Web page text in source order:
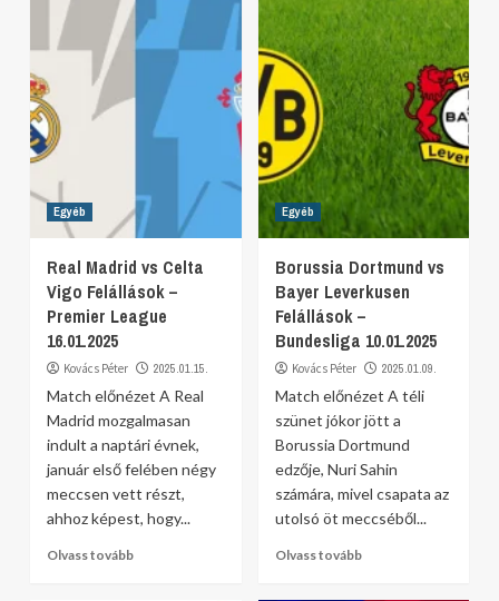
Egyéb
Real Madrid vs Celta
Vigo Felállások –
Premier League
16.01.2025
Kovács Péter 2025.01.15.
Match előnézet A Real
Madrid mozgalmasan
indult a naptári évnek,
január első felében négy
meccsen vett részt,
ahhoz képest, hogy...
Olvass tovább
Egyéb
Borussia Dortmund vs
Bayer Leverkusen
Felállások –
Bundesliga 10.01.2025
Kovács Péter 2025.01.09.
Match előnézet A téli
szünet jókor jött a
Borussia Dortmund
edzője, Nuri Sahin
számára, mivel csapata az
utolsó öt meccséből...
Olvass tovább